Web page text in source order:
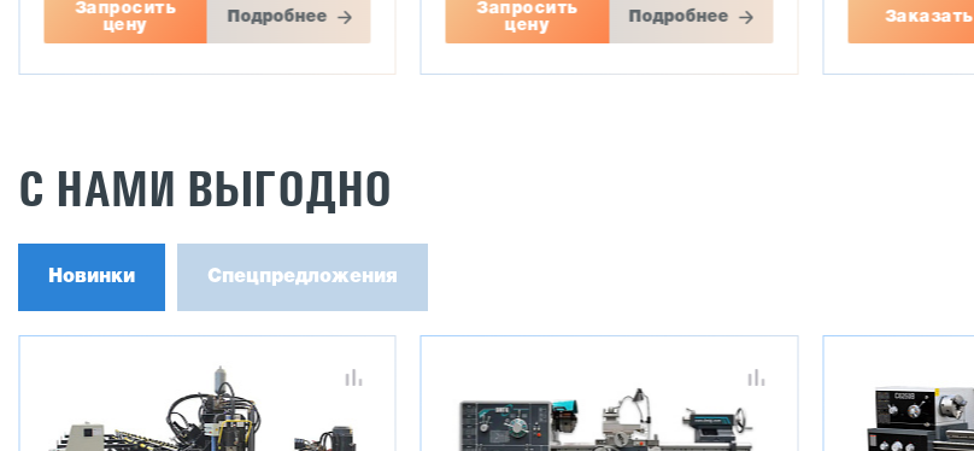
Запросить
цену
Подробнее
Запросить
цену
Подробнее Заказать
С НАМИ ВЫГОДНО
Новинки Спецпредложения